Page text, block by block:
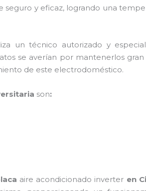
y eficaz, logrando una
un técnico autorizado y
se averían por mantenerlos
de este electrodoméstico.
son:
aire acondicionado inverter en